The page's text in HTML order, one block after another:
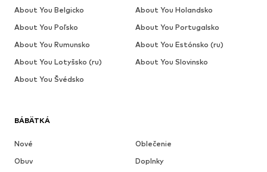
BÁBÄTKÁ
Nové
Oblečenie
Obuv
Doplnky
About You Belgicko
About You Holandsko
About You Poľsko
About You Portugalsko
About You Rumunsko
About You Estónsko (ru)
About You Lotyšsko (ru)
About You Slovinsko
About You Švédsko